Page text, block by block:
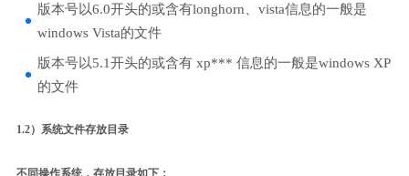
版本号以6.0开头的或含有longhorn、vista信息的一般是
windows Vista的文件
版本号以5.1开头的或含有 xp*** 信息的一般是windows XP
的文件
1.2）系统文件存放目录